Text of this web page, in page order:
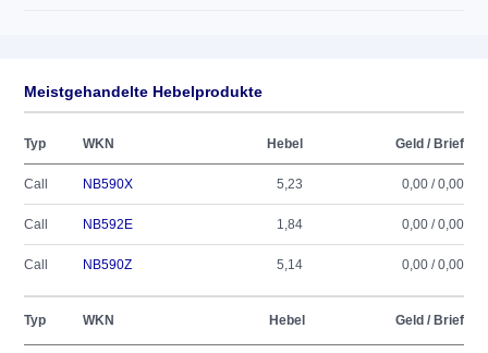
Meistgehandelte Hebelprodukte
Typ WKN Hebel Geld / Brief
Call NB590X 5,23 0,00 / 0,00
Call NB592E 1,84 0,00 / 0,00
Call NB590Z 5,14 0,00 / 0,00
Typ WKN Hebel Geld / Brief